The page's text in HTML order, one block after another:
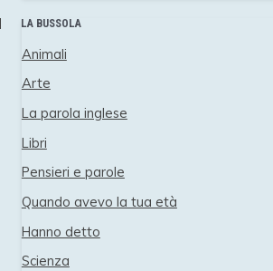
LA BUSSOLA
Animali
Arte
La parola inglese
Libri
Pensieri e parole
Quando avevo la tua età
Hanno detto
Scienza